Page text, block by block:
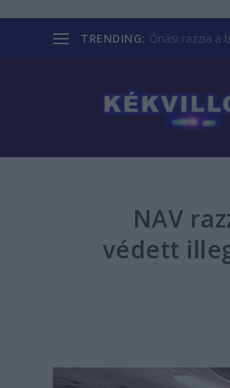
TRENDING: Óriási razzia a
NAV
védett